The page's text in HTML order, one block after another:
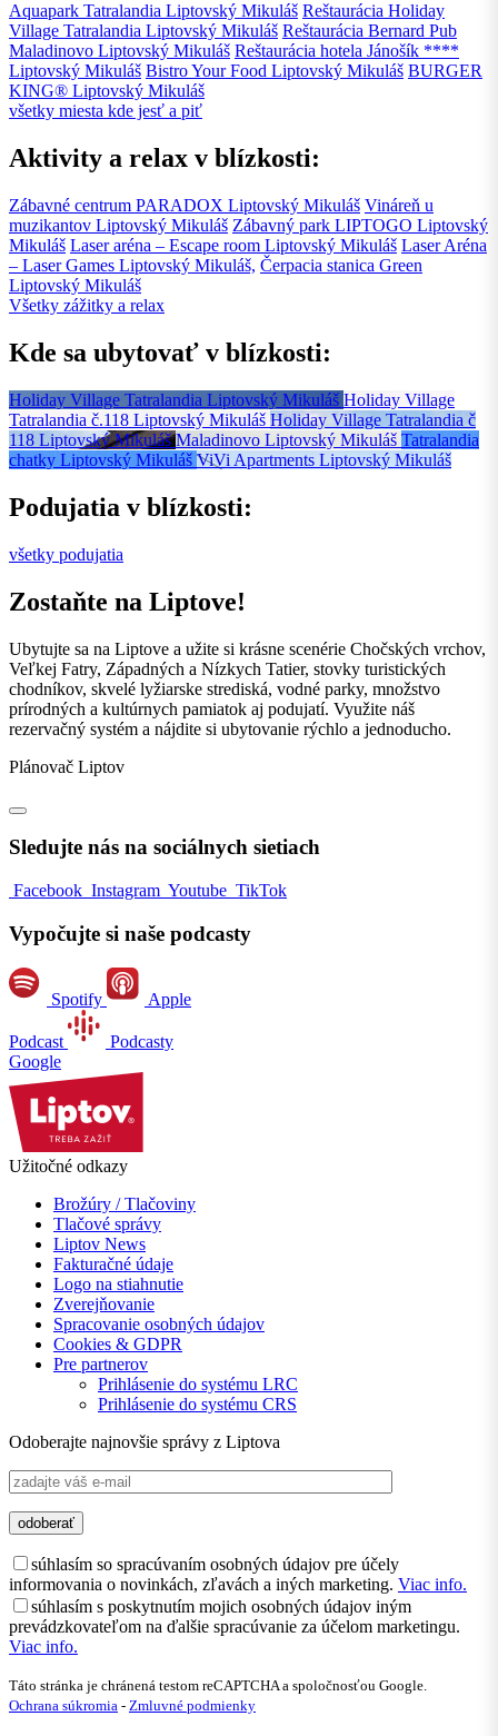
Aquapark Tatralandia Liptovský Mikuláš Reštaurácia Holiday
Village Tatralandia Liptovský Mikuláš Reštaurácia Bernard Pub
Maladinovo Liptovský Mikuláš Reštaurácia hotela Jánošík ****
Liptovský Mikuláš Bistro Your Food Liptovský Mikuláš BURGER
KING® Liptovský Mikuláš
všetky miesta kde jesť a piť
Aktivity a relax v blízkosti:
Zábavné centrum PARADOX Liptovský Mikuláš Vináreň u
muzikantov Liptovský Mikuláš Zábavný park LIPTOGO Liptovský
Mikuláš Laser aréna – Escape room Liptovský Mikuláš Laser Aréna
– Laser Games Liptovský Mikuláš, Čerpacia stanica Green
Liptovský Mikuláš
Všetky zážitky a relax
Kde sa ubytovať v blízkosti:
Holiday Village Tatralandia Liptovský Mikuláš Holiday Village
Tatralandia č.118 Liptovský Mikuláš Holiday Village Tatralandia č
118 Liptovský MikulášMaladinovo Liptovský Mikuláš Tatralandia
chatky Liptovský Mikuláš ViVi Apartments Liptovský Mikuláš
Podujatia v blízkosti:
všetky podujatia
Zostaňte na Liptove!
Ubytujte sa na Liptove a užite si krásne scenérie Chočských vrchov,
Veľkej Fatry, Západných a Nízkych Tatier, stovky turistických
chodníkov, skvelé lyžiarske strediská, vodné parky, množstvo
prírodných a kultúrnych pamiatok aj podujatí. Využite náš
rezervačný systém a nájdite si ubytovanie rýchlo a jednoducho.
Plánovač Liptov
Sledujte nás na sociálnych sietiach
Facebook Instagram Youtube TikTok
Vypočujte si naše podcasty
Spotify Apple
Podcast
Podcasty
Google
Užitočné odkazy
Brožúry / Tlačoviny
Tlačové správy
Liptov News
Fakturačné údaje
Logo na stiahnutie
Zverejňovanie
Spracovanie osobných údajov
Cookies & GDPR
Pre partnerov
Prihlásenie do systému LRC
Prihlásenie do systému CRS
Odoberajte najnovšie správy z Liptova
súhlasím so spracúvaním osobných údajov pre účely
informovania o novinkách, zľavách a iných marketing. Viac info.
súhlasím s poskytnutím mojich osobných údajov iným
prevádzkovateľom na ďalšie spracúvanie za účelom marketingu.
Viac info.
Táto stránka je chránená testom reCAPTCHA a spoločnosťou Google.
Ochrana súkromia - Zmluvné podmienky